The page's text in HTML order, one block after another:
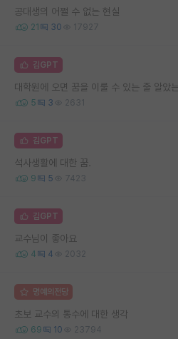
공대생의 어쩔 수 없는 현실
21 30 17927
김GPT
대학원에 오면 꿈을 이룰 수 있는 줄 알았는
5 3 2631
김GPT
석사생활에 대한 꿈.
9 5 7423
김GPT
교수님이 좋아요
4 4 2032
명예의전당
초보 교수의 통수에 대한 생각
69 10 23794